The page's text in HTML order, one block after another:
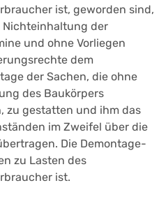
ist, geworden sind,
der
und ohne Vorliegen
dem
der Sachen, die ohne
des Baukörpers
zu gestatten und ihm das
im Zweifel über die
Die Demontage-
zu Lasten des
ist.